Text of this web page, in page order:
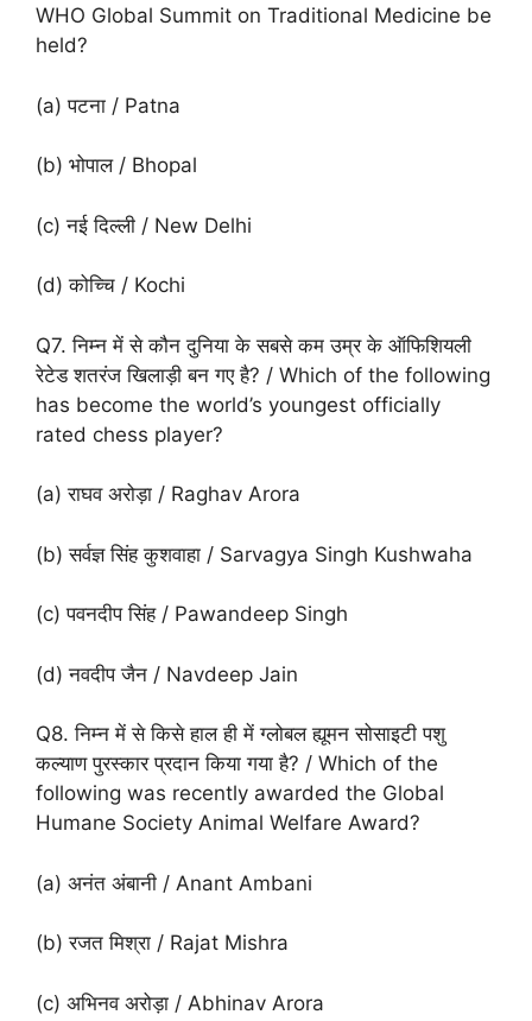
WHO Global Summit on Traditional Medicine be
held?
(a) पटना / Patna
(b) भोपाल / Bhopal
(c) नई दिल्ली / New Delhi
(d) कोच्चि / Kochi
Q7. निम्न में से कौन दुनिया के सबसे कम उम्र के ऑफिशियली
रेटेड शतरंज खिलाड़ी बन गए है? / Which of the following
has become the world’s youngest officially
rated chess player?
(a) राघव अरोड़ा / Raghav Arora
(b) सर्वज्ञ सिंह कुशवाहा / Sarvagya Singh Kushwaha
(c) पवनदीप सिंह / Pawandeep Singh
(d) नवदीप जैन / Navdeep Jain
Q8. निम्न में से किसे हाल ही में ग्लोबल ह्यूमन सोसाइटी पशु
कल्याण पुरस्कार प्रदान किया गया है? / Which of the
following was recently awarded the Global
Humane Society Animal Welfare Award?
(a) अनंत अंबानी / Anant Ambani
(b) रजत मिश्रा / Rajat Mishra
(c) अभिनव अरोड़ा / Abhinav Arora